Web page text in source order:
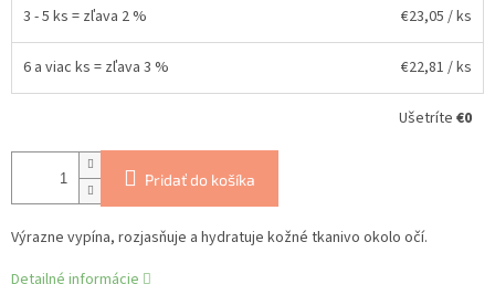
3 - 5 ks = zľava 2 % €23,05 / ks
6 a viac ks = zľava 3 % €22,81 / ks
Ušetríte €0
Pridať do košíka
Výrazne vypína, rozjasňuje a hydratuje kožné tkanivo okolo očí.
Detailné informácie